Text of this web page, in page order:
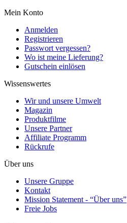
Mein Konto
Anmelden
Registrieren
Passwort vergessen?
Wo ist meine Lieferung?
Gutschein einlösen
Wissenswertes
Wir und unsere Umwelt
Magazin
Produktfilme
Unsere Partner
Affiliate Programm
Rückrufe
Über uns
Unsere Gruppe
Kontakt
Mission Statement - “Über uns”
Freie Jobs